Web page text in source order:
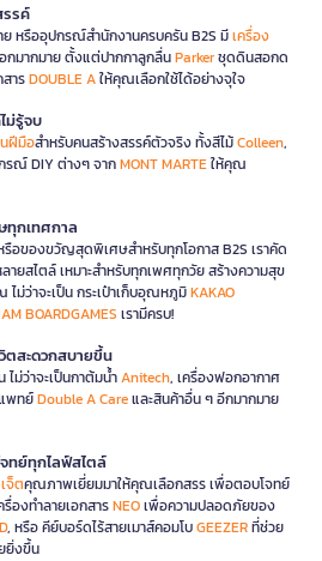
รรค์
หรืออุปกรณ์สำนักงานครบครัน B2S มีเครื่อง
กมากมาย ตั้งแต่ปากกาลูกลื่นParkerชุดดินสอกด
ารDOUBLE Aให้คุณเลือกใช้ได้อย่างจุใจ
ม่รู้จบ
ฝีมือสำหรับคนสร้างสรรค์ตัวจริง ทั้งสีไม้Colleen,
รณ์ DIY ต่างๆ จากMONT MARTEให้คุณ
ทุกเทศกาล
อของขวัญสุดพิเศษสำหรับทุกโอกาส B2S เราคัด
ายสไตล์ เหมาะสำหรับทุกเพศทุกวัย สร้างความสุข
ม่ว่าจะเป็น กระเป๋าเก็บอุณหภูมิKAKAO
BOARDGAMES เรามีครบ!
ตสะดวกสบายขึ้น
ไม่ว่าจะเป็นกาต้มน้ำAnitech, เครื่องฟอกอากาศ
พทย์Double A Careและสินค้าอื่น ๆ อีกมากมาย
ทย์ทุกไลฟ์สไตล์
จ็ตคุณภาพเยี่ยมมาให้คุณเลือกสรร เพื่อตอบโจทย์
องทำลายเอกสารNEOเพื่อความปลอดภัยของ
, หรือ คีย์บอร์ดไร้สายเมาส์คอมโบGEEZERที่ช่วย
ยิ่งขึ้น